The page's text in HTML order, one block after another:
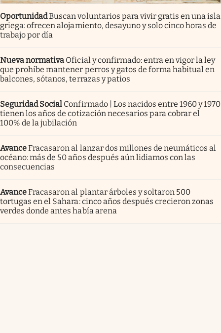
OportunidadBuscan voluntarios para vivir gratis en una isla
griega: ofrecen alojamiento, desayuno y solo cinco horas de
trabajo por día
Nueva normativa Oficial y confirmado: entra en vigor la ley
que prohíbe mantener perros y gatos de forma habitual en
balcones, sótanos, terrazas y patios
Seguridad Social Confirmado | Los nacidos entre 1960 y 1970
tienen los años de cotización necesarios para cobrar el
100% de la jubilación
AvanceFracasaron al lanzar dos millones de neumáticos al
océano: más de 50 años después aún lidiamos con las
consecuencias
AvanceFracasaron al plantar árboles y soltaron 500
tortugas en el Sahara: cinco años después crecieron zonas
verdes donde antes había arena